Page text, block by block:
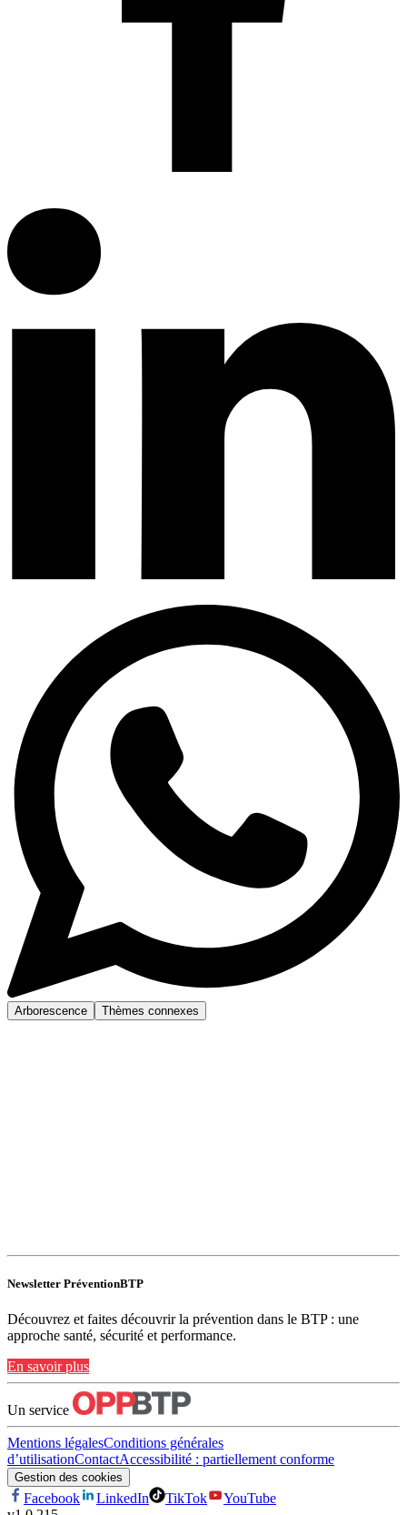
Arborescence Thèmes connexes
Newsletter PréventionBTP
Découvrez et faites découvrir la prévention dans le BTP : une
approche santé, sécurité et performance.
En savoir plus
Un service
Mentions légalesConditions générales
d’utilisationContactAccessibilité : partiellement conforme
Gestion des cookies
Facebook LinkedIn TikTok
YouTube